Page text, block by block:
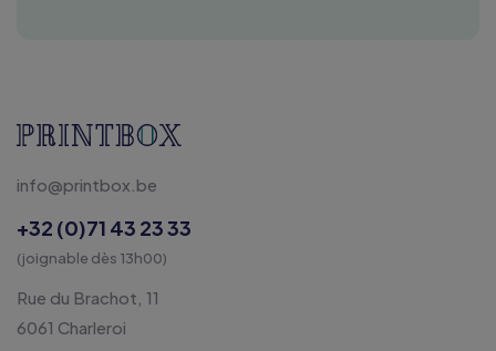
info@printbox.be
+32 (0)71 43 23 33
(joignable dès 13h00)
Rue du Brachot, 11
6061 Charleroi